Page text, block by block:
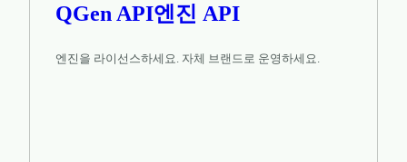
QGen API엔진 API
엔진을 라이선스하세요. 자체 브랜드로 운영하세요.